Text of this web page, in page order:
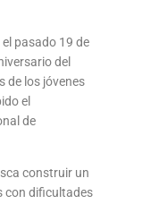
pasado 19 de
del
de los jóvenes
el
de
construir un
con dificultades